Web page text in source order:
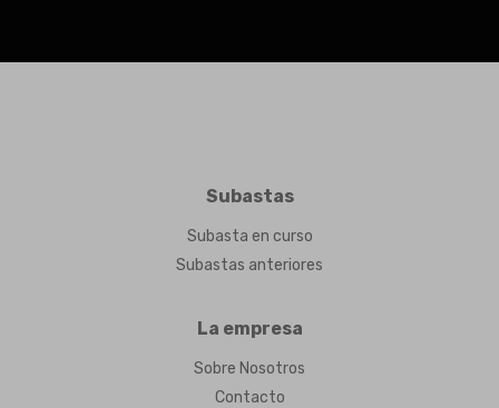
Subastas
Subasta en curso
Subastas anteriores
La empresa
Sobre Nosotros
Contacto